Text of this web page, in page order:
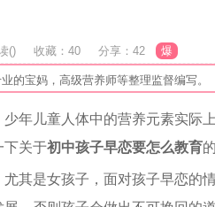
() 收藏：40 分享：42 爆
的宝妈，高级营养师等整理监督编写。
年儿童人体中的营养元素实际
下关于初中孩子早恋要怎么教育
其是女孩子，面对孩子早恋的